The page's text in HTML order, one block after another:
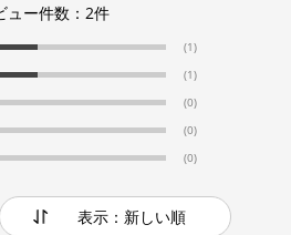
ュー件数： 2件
(1)
(1)
(0)
(0)
(0)
表示：新しい順